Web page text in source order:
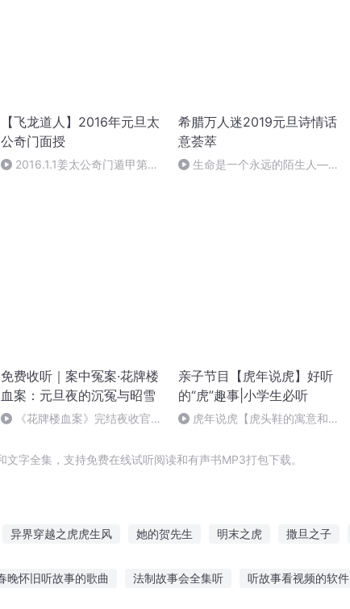
【飞龙道人】2016年元旦太
公奇门面授
2016.1.1姜太公奇门遁甲第一
希腊万人迷2019元旦诗情话
意荟萃
生命是一个永远的陌生人——
免费收听｜案中冤案·花牌楼
血案：元旦夜的沉冤与昭雪
《花牌楼血案》完结夜收官，
亲子节目【虎年说虎】好听
的“虎”趣事|小学生必听
虎年说虎【虎头鞋的寓意和制
字全集，支持免费在线试听阅读和有声书MP3打包下载。
异界穿越之虎虎生风 她的贺先生 明末之虎 撒旦之子
晚怀旧听故事的歌曲 法制故事会全集听 听故事看视频的软件